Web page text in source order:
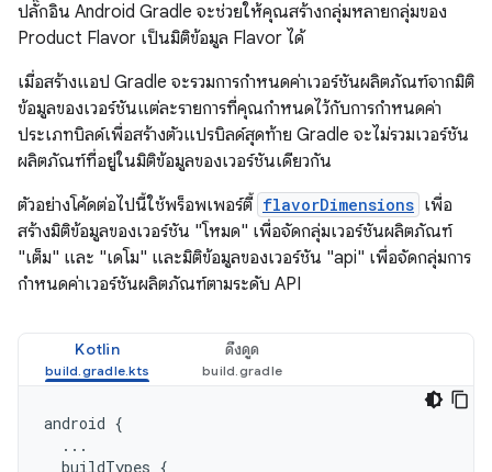
ปลั๊กอิน Android Gradle จะช่วยให้คุณสร้างกลุ่มหลายกลุ่มของ
Product Flavor เป็นมิติข้อมูล Flavor ได้
เมื่อสร้างแอป Gradle จะรวมการกำหนดค่าเวอร์ชันผลิตภัณฑ์จากมิติ
ข้อมูลของเวอร์ชันแต่ละรายการที่คุณกำหนดไว้กับการกำหนดค่า
ประเภทบิลด์เพื่อสร้างตัวแปรบิลด์สุดท้าย Gradle จะไม่รวมเวอร์ชัน
ผลิตภัณฑ์ที่อยู่ในมิติข้อมูลของเวอร์ชันเดียวกัน
ตัวอย่างโค้ดต่อไปนี้ใช้พร็อพเพอร์ตี้ flavorDimensions เพื่อ
สร้างมิติข้อมูลของเวอร์ชัน "โหมด" เพื่อจัดกลุ่มเวอร์ชันผลิตภัณฑ์
"เต็ม" และ "เดโม" และมิติข้อมูลของเวอร์ชัน "api" เพื่อจัดกลุ่มการ
กำหนดค่าเวอร์ชันผลิตภัณฑ์ตามระดับ API
Kotlin ดึงดูด
android {
...
buildTypes {